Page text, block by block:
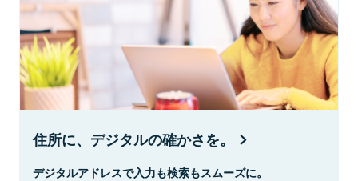
住所に、デジタルの確かさを。
デジタルアドレスで入力も検索もスムーズに。